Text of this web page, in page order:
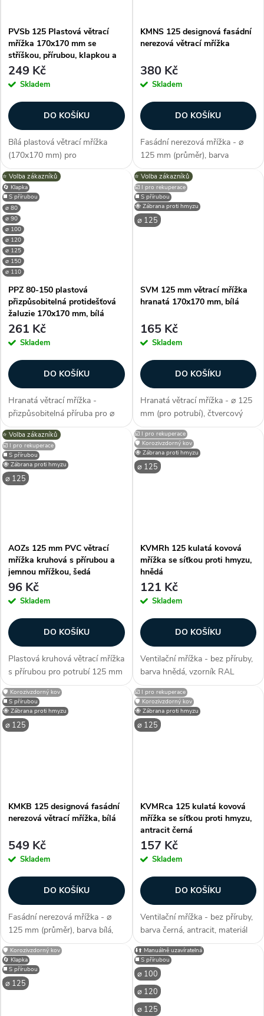
PVSb 125 Plastová větrací
mřížka 170x170 mm se
stříškou, přírubou, klapkou a
nástavcem, bílá
249 Kč
Skladem
DO KOŠÍKU
Bílá plastová větrací mřížka
(170x170 mm) pro
vzduchotechnické i KG potrubí
125 mm se stříškou a zpětnou
klapkou. Průměr příruby 121
mm (s nástavcem), 118 mm
(bez nástavce)....
KMNS 125 designová fasádní
nerezová větrací mřížka
380 Kč
Skladem
DO KOŠÍKU
Fasádní nerezová mřížka - ⌀
125 mm (průměr), barva
stříbrná, nerezová, materiál kov,
nerez (korozivzdorný), kvalitní
provedení konstrukce, snadná
instalace, moderní design, s...
⌀ 80
⌀ 90
⌀ 100
⌀ 120
⌀ 125
⌀ 150
⭐️ Volba zákazníků
🔄 Klapka
◼️ S přírubou
⌀ 110
PPZ 80-150 plastová
přizpůsobitelná protidešťová
žaluzie 170x170 mm, bílá
261 Kč
Skladem
DO KOŠÍKU
Hranatá větrací mřížka -
přizpůsobitelná příruba pro ⌀
80-150 mm (pro potrubí),
čtvercový tvar konstrukce,
barva bílá, s mírně nakloněnými
lamelami, zábrana proti hmyzu /
jemná...
⌀ 125
⭐️ Volba zákazníků
☑️ I pro rekuperace
◼️ S přírubou
🐝 Zábrana proti hmyzu
SVM 125 mm větrací mřížka
hranatá 170x170 mm, bílá
165 Kč
Skladem
DO KOŠÍKU
Hranatá větrací mřížka - ⌀ 125
mm (pro potrubí), čtvercový
tvar konstrukce, barva bílá, s
mírně nakloněnými lamelami,
vnější rozměr 170x170 mm,
použitelné na (fasády domů,...
⌀ 125
⭐️ Volba zákazníků
☑️ I pro rekuperace
◼️ S přírubou
🐝 Zábrana proti hmyzu
AOZs 125 mm PVC větrací
mřížka kruhová s přírubou a
jemnou mřížkou, šedá
96 Kč
Skladem
DO KOŠÍKU
Plastová kruhová větrací mřížka
s přírubou pro potrubí 125 mm
a jemnou mřížkou, šedá, je
funkční řešení pro vnitřní i
vnější ventilační systémy. S
jemnou mřížkou proti hmyzu
⌀ 125
☑️ I pro rekuperace
🛡️ Korozivzdorný kov
🐝 Zábrana proti hmyzu
KVMRh 125 kulatá kovová
mřížka se síťkou proti hmyzu,
hnědá
121 Kč
Skladem
DO KOŠÍKU
Ventilační mřížka - bez příruby,
barva hnědá, vzorník RAL
8016, materiál pozink. ocel, s
odolným lakováním, s pevnou
žaluzií, do interiéru i exteriéru,
elegantní design, síť...
⌀ 125
◼️ S přírubou
🛡️ Korozivzdorný kov
🐝 Zábrana proti hmyzu
KMKB 125 designová fasádní
nerezová větrací mřížka, bílá
549 Kč
Skladem
DO KOŠÍKU
Fasádní nerezová mřížka - ⌀
125 mm (průměr), barva bílá,
materiál kov, nerez
(korozivzdorný), kvalitní
provedení konstrukce, snadná
instalace, moderní design, se
⌀ 125
☑️ I pro rekuperace
🛡️ Korozivzdorný kov
🐝 Zábrana proti hmyzu
KVMRca 125 kulatá kovová
mřížka se síťkou proti hmyzu,
antracit černá
157 Kč
Skladem
DO KOŠÍKU
Ventilační mřížka - bez příruby,
barva černá, antracit, materiál
pozink. ocel, s odolným
lakováním, s pevnou žaluzií, do
interiéru i exteriéru, elegantní
design, síť proti...
⌀ 125
🔄 Klapka
◼️ S přírubou
🛡️ Korozivzdorný kov
⌀ 100
⌀ 120
⌀ 125
⬇️⬆️ Manuálně uzavíratelná
◼️ S přírubou